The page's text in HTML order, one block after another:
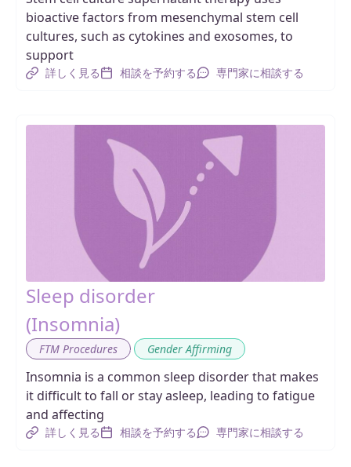
bioactive factors from mesenchymal stem cell
cultures, such as cytokines and exosomes, to
support
詳しく見る 相談を予約する 専門家に相談する
Sleep disorder
(Insomnia)
FTM Procedures Gender Affirming
Insomnia is a common sleep disorder that makes
it difficult to fall or stay asleep, leading to fatigue
and affecting
詳しく見る 相談を予約する 専門家に相談する